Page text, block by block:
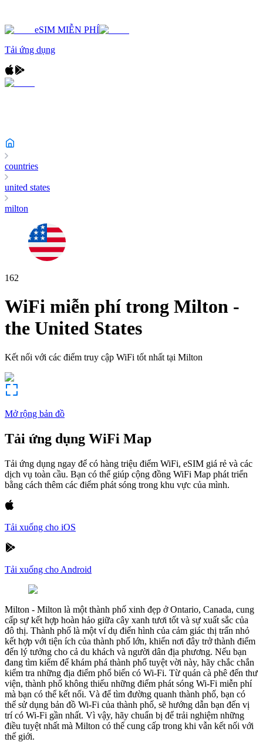
eSIM MIỄN PHÍ
Tải ứng dụng
countries
united states
milton
162
WiFi miễn phí trong Milton -
the United States
Kết nối với các điểm truy cập WiFi tốt nhất tại Milton
Mở rộng bản đồ
Tải ứng dụng WiFi Map
Tải ứng dụng ngay để có hàng triệu điểm WiFi, eSIM giá rẻ và các
dịch vụ toàn cầu. Bạn có thể giúp cộng đồng WiFi Map phát triển
bằng cách thêm các điểm phát sóng trong khu vực của mình.
Tải xuống cho iOS
Tải xuống cho Android
Milton - Milton là một thành phố xinh đẹp ở Ontario, Canada, cung
cấp sự kết hợp hoàn hảo giữa cây xanh tươi tốt và sự xuất sắc của
đô thị. Thành phố là một ví dụ điển hình của cảm giác thị trấn nhỏ
kết hợp với tiện ích của thành phố lớn, khiến nơi đây trở thành điểm
đến lý tưởng cho cả du khách và người dân địa phương. Nếu bạn
đang tìm kiếm để khám phá thành phố tuyệt vời này, hãy chắc chắn
kiểm tra những địa điểm phổ biến có Wi-Fi. Từ quán cà phê đến thư
viện, thành phố không thiếu những điểm phát sóng Wi-Fi miễn phí
mà bạn có thể kết nối. Và để tìm đường quanh thành phố, bạn có
thể sử dụng bản đồ Wi-Fi của thành phố, sẽ hướng dẫn bạn đến vị
trí có Wi-Fi gần nhất. Vì vậy, hãy chuẩn bị để trải nghiệm những
điều tuyệt nhất mà Milton có thể cung cấp trong khi vẫn kết nối với
thế giới.